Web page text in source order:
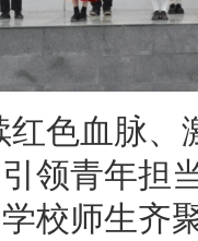
红色血脉
领青年担
校师生齐